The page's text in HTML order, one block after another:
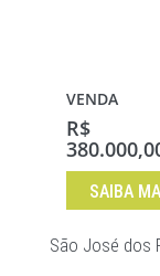
VENDA
R$
SAIBA
São José dos